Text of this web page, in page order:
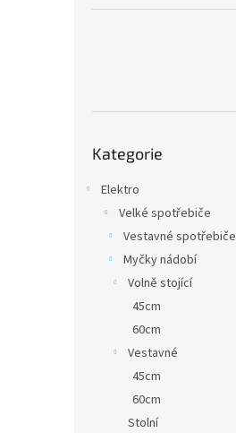
kategorie
Kategorie
Elektro
Velké spotřebiče
Vestavné spotřebiče
Myčky nádobí
Volně stojící
45cm
60cm
Vestavné
45cm
60cm
Stolní